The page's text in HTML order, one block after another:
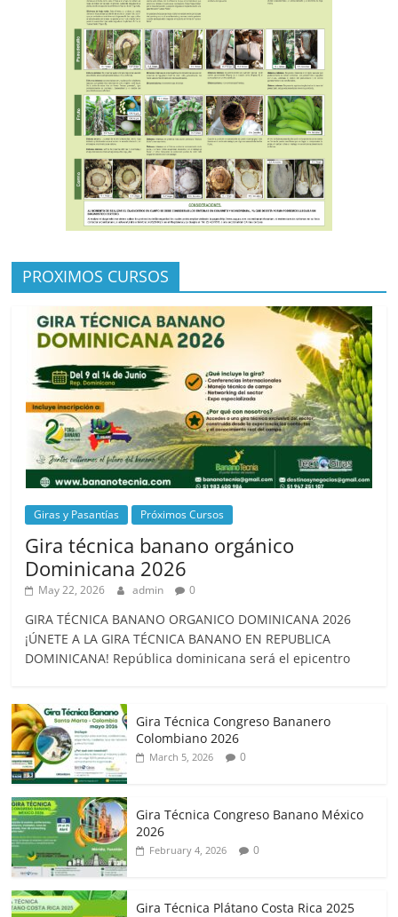
PROXIMOS CURSOS
Giras y Pasantías Próximos Cursos
Gira técnica banano orgánico
Dominicana 2026
May 22, 2026 admin 0
GIRA TÉCNICA BANANO ORGANICO DOMINICANA 2026
¡ÚNETE A LA GIRA TÉCNICA BANANO EN REPUBLICA
DOMINICANA! República dominicana será el epicentro
Gira Técnica Congreso Bananero
Colombiano 2026
March 5, 2026 0
Gira Técnica Congreso Banano México
2026
February 4, 2026 0
Gira Técnica Plátano Costa Rica 2025